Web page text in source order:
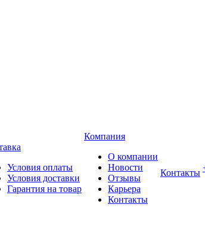
Условия оплаты
Условия доставки
Гарантия на товар
Компания
О компании
Новости
Отзывы
Карьера
Контакты
Контакты